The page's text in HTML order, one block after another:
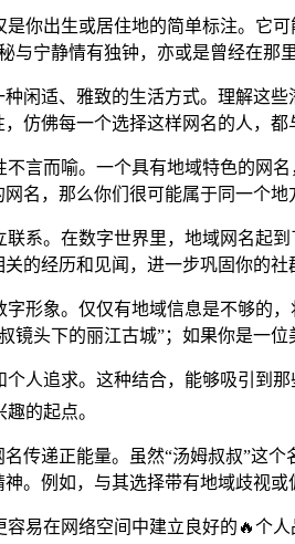
你出生或居住地的简单标注。它
宁静情有独钟，亦或是曾经在那
闲适、雅致的生活方式。理解这
仿佛每一个选择这样网名的人，
言而喻。一个具有地域特色的
名，那么你们很可能属于同一个地
系。在数字世界里，地域网名起
的经历和见闻，进一步巩固你的社
形象。仅仅有地域信息是不够的
头下的丽江古城”；如果你是一位
人追求。这种结合，能够吸引到
的起点。
传递正能量。虽然“汤姆叔叔”这
。例如，与其选择带有地域歧视
易在网络空间中建立良好的🔥个